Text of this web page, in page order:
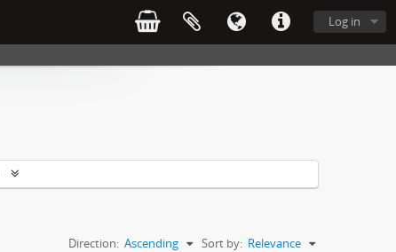
Log in
Sort by: Relevance
Direction: Ascending